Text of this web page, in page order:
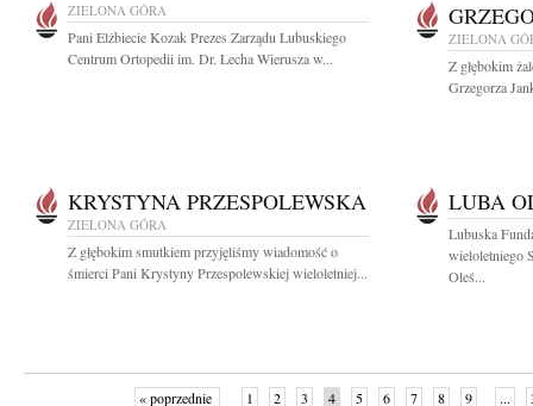
ZIELONA GÓRA
Pani Elżbiecie Kozak Prezes Zarządu Lubuskiego
Centrum Ortopedii im. Dr. Lecha Wierusza w...
ZIELONA
Z głębokim
Grzegorza
KRYSTYNA PRZESPOLEWSKA
ZIELONA GÓRA
Z głębokim smutkiem przyjęliśmy wiadomość o
śmierci Pani Krystyny Przespolewskiej wieloletniej...
LUBA
Lubuska
wieloletniego
Oleś...
« poprzednie 1 2 3 4 5 6 7 8 9 ...